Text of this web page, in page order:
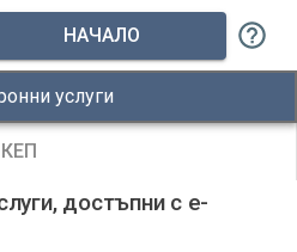
НАЧАЛО
услуги
КЕП
достъпни с е-